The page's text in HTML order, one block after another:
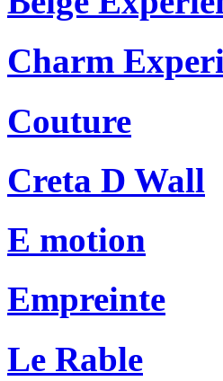
Charm
Couture
Creta D Wall
E motion
Empreinte
Le Rable